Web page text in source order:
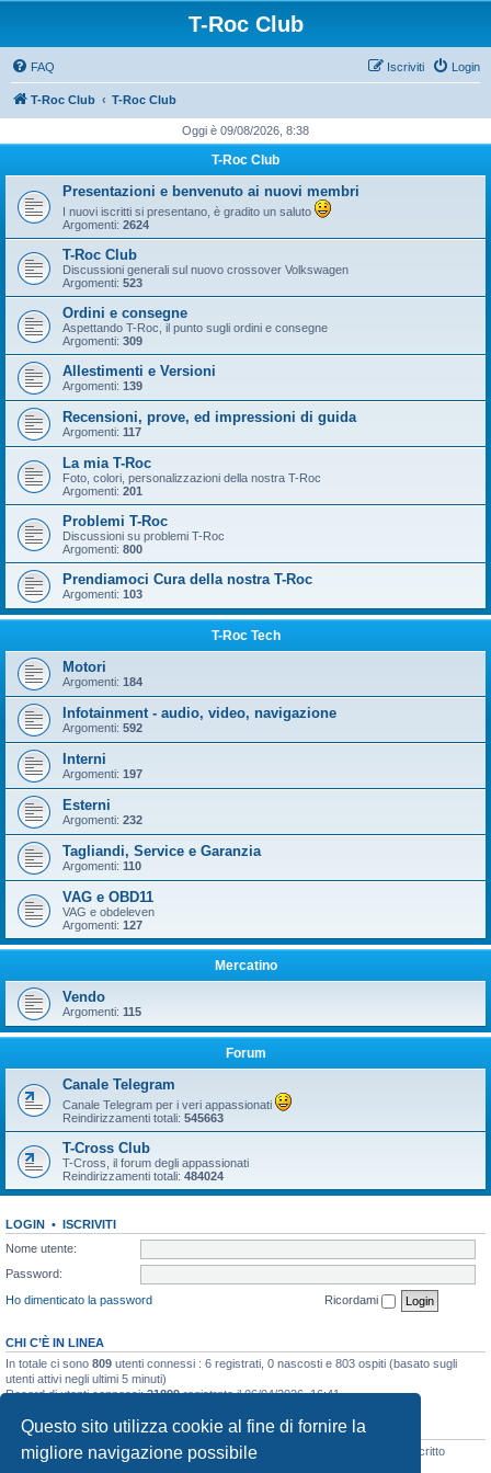
Questo sito utilizza cookie al fine di fornire la
migliore navigazione possibile
T-Roc Club
FAQ Login
Iscriviti
T-Roc Club T-Roc Club
Oggi è 09/08/2026, 8:38
T-Roc Club
Presentazioni e benvenuto ai nuovi membri
I nuovi iscritti si presentano, è gradito un saluto
Argomenti: 2624
T-Roc Club
Discussioni generali sul nuovo crossover Volkswagen
Argomenti: 523
Ordini e consegne
Aspettando T-Roc, il punto sugli ordini e consegne
Argomenti: 309
Allestimenti e Versioni
Argomenti: 139
Recensioni, prove, ed impressioni di guida
Argomenti: 117
La mia T-Roc
Foto, colori, personalizzazioni della nostra T-Roc
Argomenti: 201
Problemi T-Roc
Discussioni su problemi T-Roc
Argomenti: 800
Prendiamoci Cura della nostra T-Roc
Argomenti: 103
T-Roc Tech
Motori
Argomenti: 184
Infotainment - audio, video, navigazione
Argomenti: 592
Interni
Argomenti: 197
Esterni
Argomenti: 232
Tagliandi, Service e Garanzia
Argomenti: 110
VAG e OBD11
VAG e obdeleven
Argomenti: 127
Mercatino
Vendo
Argomenti: 115
Forum
Canale Telegram
Canale Telegram per i veri appassionati
Reindirizzamenti totali: 545663
T-Cross Club
T-Cross, il forum degli appassionati
Reindirizzamenti totali: 484024
LOGIN • ISCRIVITI
Nome utente:
Password:
Ho dimenticato la password
Ricordami
CHI C’È IN LINEA
In totale ci sono 809 utenti connessi : 6 registrati, 0 nascosti e 803 ospiti (basato sugli
utenti attivi negli ultimi 5 minuti)
Record di utenti connessi:21899registrato il 06/04/2026, 16:41
STATISTICHE
Totale messaggi48133• Totale argomenti 3073• Totale iscritti
• Ultimo iscritto
simo.giagnorio